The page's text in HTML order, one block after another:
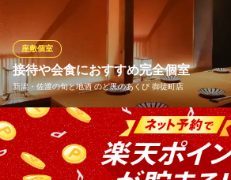
を、肩肘張らずに楽しめるのが嬉しいポイ
カジュアルな価格で堪能できる、食通も唸
角打ち割烹CONBU
本格和食 大人の居酒屋
地下鉄千代田線湯島駅 徒歩3分
東京都文京区湯島3-43-11 阿部ビル1F
接待や会食におすすめ完全個室
新潟・佐渡の旬と地酒 のど黒のあくび 御徒町店
座敷個室
店内にもこだわりを。まるで新潟へ旅行に
をご用意しております。完全個室は全15室
れるような空間をご提供致します。